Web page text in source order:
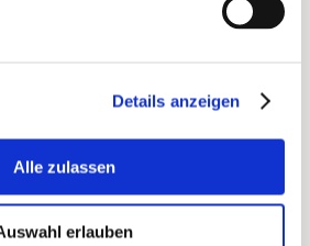
Details anzeigen
Alle zulassen
erlauben
für Einmalkampagnen und
und Default-
oben